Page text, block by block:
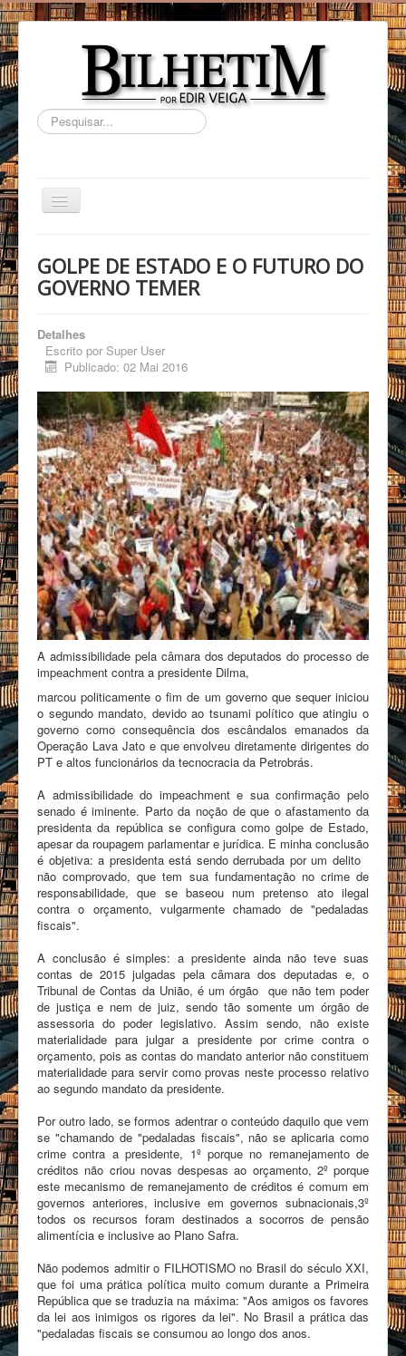
Pesquisar...
BIOGRAFIA
VLOG
GOLPE DE ESTADO E O FUTURO DO
GOVERNO TEMER
Detalhes
Escrito por Super User
Publicado: 02 Mai 2016
A admissibilidade pela câmara dos deputados do processo de
impeachment contra a presidente Dilma,
marcou politicamente o fim de um governo que sequer iniciou
o segundo mandato, devido ao tsunami político que atingiu o
governo como consequência dos escândalos emanados da
Operação Lava Jato e que envolveu diretamente dirigentes do
PT e altos funcionários da tecnocracia da Petrobrás.
A admissibilidade do impeachment e sua confirmação pelo
senado é iminente. Parto da noção de que o afastamento da
presidenta da república se configura como golpe de Estado,
apesar da roupagem parlamentar e jurídica. E minha conclusão
é objetiva: a presidenta está sendo derrubada por um delito
não comprovado, que tem sua fundamentação no crime de
responsabilidade, que se baseou num pretenso ato ilegal
contra o orçamento, vulgarmente chamado de "pedaladas
fiscais".
A conclusão é simples: a presidente ainda não teve suas
contas de 2015 julgadas pela câmara dos deputadas e, o
Tribunal de Contas da União, é um órgão que não tem poder
de justiça e nem de juiz, sendo tão somente um órgão de
assessoria do poder legislativo. Assim sendo, não existe
materialidade para julgar a presidente por crime contra o
orçamento, pois as contas do mandato anterior não constituem
materialidade para servir como provas neste processo relativo
ao segundo mandato da presidente.
Por outro lado, se formos adentrar o conteúdo daquilo que vem
se "chamando de "pedaladas fiscais", não se aplicaria como
crime contra a presidente, 1º porque no remanejamento de
créditos não criou novas despesas ao orçamento, 2º porque
este mecanismo de remanejamento de créditos é comum em
governos anteriores, inclusive em governos subnacionais,3º
todos os recursos foram destinados a socorros de pensão
alimentícia e inclusive ao Plano Safra.
Não podemos admitir o FILHOTISMO no Brasil do século XXI,
que foi uma prática política muito comum durante a Primeira
República que se traduzia na máxima: "Aos amigos os favores
da lei aos inimigos os rigores da lei". No Brasil a prática das
"pedaladas fiscais se consumou ao longo dos anos.